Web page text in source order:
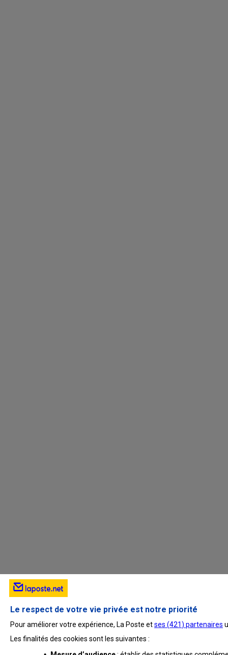
Le respect de votre vie privée est notre priorité
Pour améliorer votre expérience, La Poste etses (421) partenaires
Les finalités des cookies sont les suivantes :